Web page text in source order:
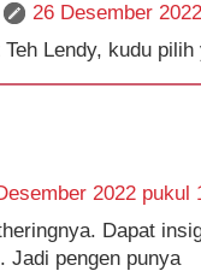
26 Desember
Lendy, kudu pilih
2022 pukul
Dapat
Jadi pengen punya